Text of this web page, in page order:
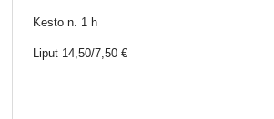
Kesto n. 1 h
Liput 14,50/7,50 €